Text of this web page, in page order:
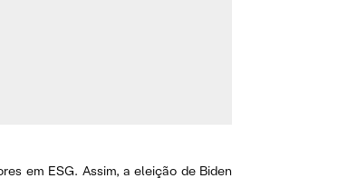
em ESG. Assim, a eleição de Biden